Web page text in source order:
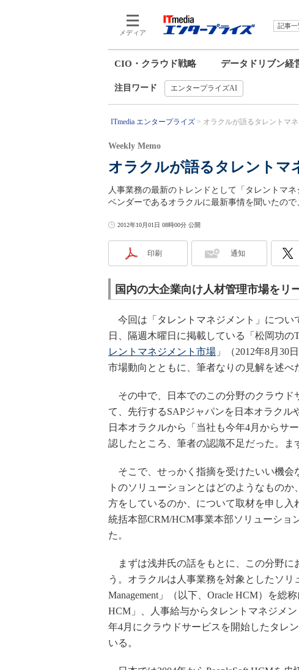
メディア
記事
CIO・クラウド戦略 データドリブン経
注目ワード エンタープライズAI
ITmedia エンタープライズ オラクルが語るタレントマ
オラクルが語るタレントマ
Weekly Memo
人事業務の最新のトレンドとして「タレントマ
ベンダーであるオラクルに最新事情を聞いたので
2012年10月01日 08時00分 公開
印刷 通知
国内の大企業向け人材管理市場をリ
今回は「タレントマネジメント」につい
日、隔週木曜日に掲載している「松岡功の
レントマネジメント市場 」（2012年8月30
市場動向とともに、筆者なりの見解を述べ
その中で、日本でのこの分野のクラウド
て、先行するSAPジャパンを日本オラクル
日本オラクルから「当社も今年4月からサ
認したところ、筆者の認識不足だった。ま
そこで、せっかく指摘を受けたいい機会
トのソリューションとはどのようなもの
方をしているのか、について取材を申し
統括本部CRM/HCM事業本部ソリューショ
た。
まずは浅井氏の話をもとに、この分野に
う。オラクルは人事業務を対象としたソリ
Management」（以下、Oracle HCM）を総
HCM」、人事給与からタレントマネジメ
年4月にクラウドサービスを開始したタレ
いる。